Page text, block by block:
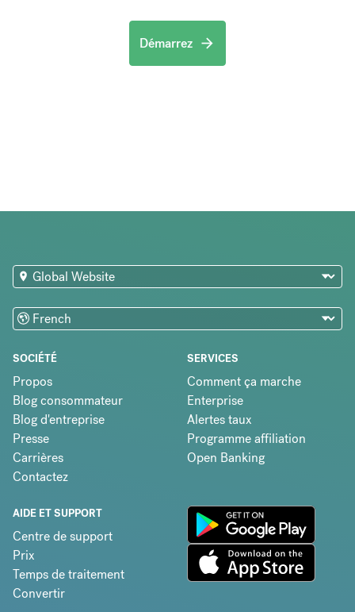
Démarrez
SOCIÉTÉ
Propos
Blog consommateur
Blog d'entreprise
Presse
Carrières
Contactez
SERVICES
Comment ça marche
Enterprise
Alertes taux
Programme affiliation
Open Banking
AIDE ET SUPPORT
Centre de support
Prix
Temps de traitement
Convertir